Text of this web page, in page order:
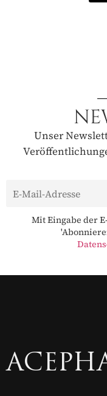
Unser
Mit Eingabe der